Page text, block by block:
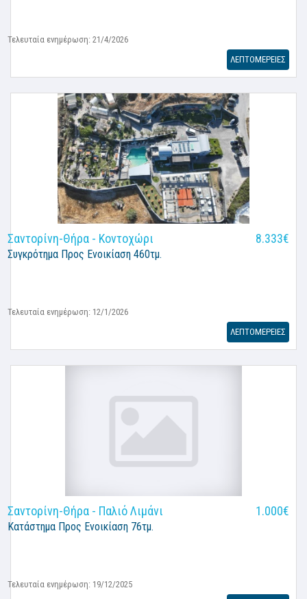
Τελευταία ενημέρωση: 21/4/2026
ΛΕΠΤΟΜΕΡΕΙΕΣ
Σαντορίνη-Θήρα - Κοντοχώρι 8.333€
Συγκρότημα Προς Ενοικίαση 460τμ.
Τελευταία ενημέρωση: 12/1/2026
ΛΕΠΤΟΜΕΡΕΙΕΣ
Σαντορίνη-Θήρα - Παλιό Λιμάνι 1.000€
Κατάστημα Προς Ενοικίαση 76τμ.
Τελευταία ενημέρωση: 19/12/2025